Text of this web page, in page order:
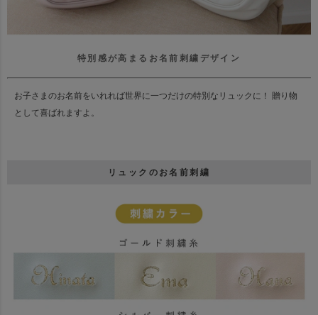
特別感が高まるお名前刺繍デザイン
お子さまのお名前をいれれば世界に一つだけの特別なリュックに！ 贈り物
として喜ばれますよ。
リュックのお名前刺繍